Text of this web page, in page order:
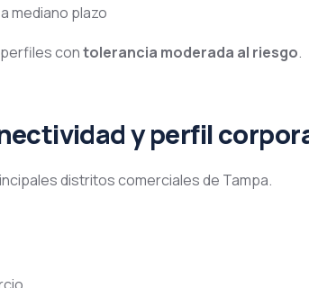
mediano plazo
contolerancia moderada al riesgo.
y perfil
distritos comerciales de Tampa.